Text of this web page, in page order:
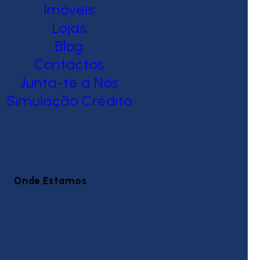
Imóveis
Lojas
Blog
Contactos
Junta-te a Nós
Simulação Crédito
Onde Estamos